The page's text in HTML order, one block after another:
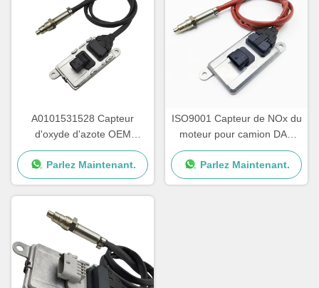
A0101531528 Capteur
d'oxyde d'azote OEM
NS1110 Mercedes Actros
Capteur de NOx
5WK97330A
Parlez Maintenant.
ISO9001 Capteur de NOx du
moteur pour camion DAF
2011649 1793379
5WK96628B 1697586
Parlez Maintenant.